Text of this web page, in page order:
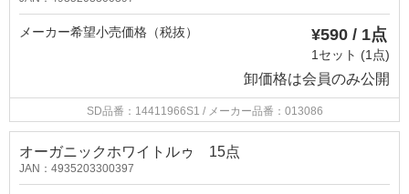
メーカー希望小売価格（税抜） ¥590 / 1点
1セット (1点)
卸価格は会員のみ公開
SD品番：14411966S1 / メーカー品番：013086
オーガニックホワイトルゥ 15点
JAN：4935203300397